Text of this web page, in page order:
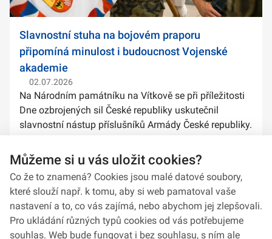
Slavnostní stuha na bojovém praporu
připomíná minulost i budoucnost Vojenské
akademie
02.07.2026
Na Národním památníku na Vítkově se při příležitosti
Dne ozbrojených sil České republiky uskutečnil
slavnostní nástup příslušníků Armády České republiky.
stuh na bojové prapory vybranýc...
Můžeme si u vás uložit cookies?
Co že to znamená? Cookies jsou malé datové soubory,
které slouží např. k tomu, aby si web pamatoval vaše
nastavení a to, co vás zajímá, nebo abychom jej zlepšovali.
Pro ukládání různých typů cookies od vás potřebujeme
souhlas. Web bude fungovat i bez souhlasu, s ním ale